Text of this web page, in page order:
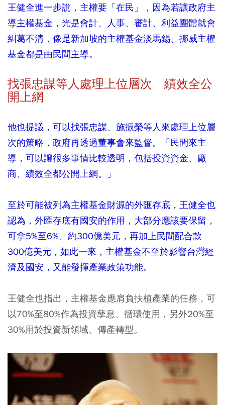
王健全進一步說，主權要「在民」，因為若讓政府主
導主權基金，光是會計、人事、審計、利益團體就會
糾葛不清，像是新加坡的主權基金淡馬錫、挪威主權
基金都是由民間主導。
找張忠謀等人處理上位層次 績效全公
開上網
他也提議，可以找張忠謀、施振榮等人來處理上位層
次的策略，政府再透過董事會來監督。「民間來主
導，可以讓很多事情比較透明，包括投資資金、廠
商、績效全都公開上網。」
至於可能被列為主權基金財源的外匯存底，王健全也
認為，外匯存底有國安的作用，大部分應該要保留，
可拿5%至6%、約300億美元，再加上民間配合款
300億美元，如此一來，主權基金不至於影響台灣經
濟及國安，又能發揮產業政策功能。
王健全也指出，主權基金應肩負扶植產業的任務，可
以70%至80%作為投資孳息、循環使用，另外20%至
30%用於投資新領域、傳產轉型。